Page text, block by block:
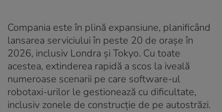
Compania este în plină expansiune, planificând
lansarea serviciului în peste 20 de orașe în
2026, inclusiv Londra și Tokyo. Cu toate
acestea, extinderea rapidă a scos la iveală
numeroase scenarii pe care software-ul
robotaxi-urilor le gestionează cu dificultate,
inclusiv zonele de construcție de pe autostrăzi.